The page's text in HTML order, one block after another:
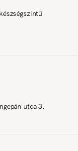
utca 3.